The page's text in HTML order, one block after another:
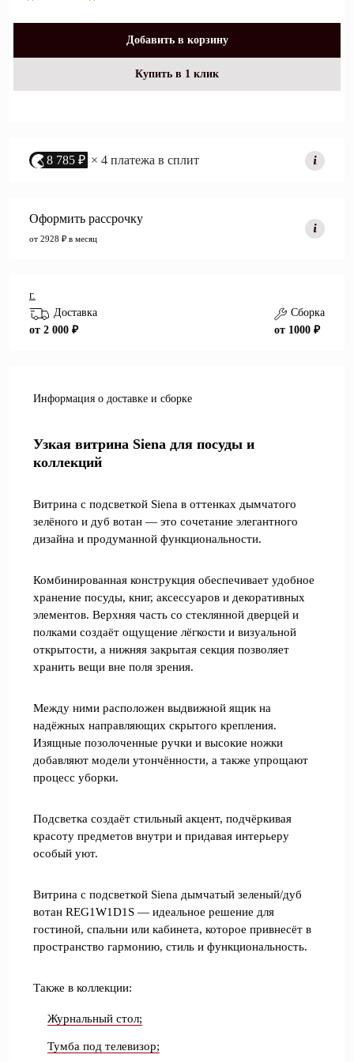
Добавить в корзину
Купить в 1 клик
8 785 ₽ × 4 платежа в сплит
Оформить рассрочку
от 2928 ₽ в месяц
г.
Доставка
от 2 000 ₽
Сборка
от 1000 ₽
Информация о доставке и сборке
Узкая витрина Siena для посуды и
коллекций
Витрина с подсветкой Siena в оттенках дымчатого
зелёного и дуб вотан — это сочетание элегантного
дизайна и продуманной функциональности.
Комбинированная конструкция обеспечивает удобное
хранение посуды, книг, аксессуаров и декоративных
элементов. Верхняя часть со стеклянной дверцей и
полками создаёт ощущение лёгкости и визуальной
открытости, а нижняя закрытая секция позволяет
хранить вещи вне поля зрения.
Между ними расположен выдвижной ящик на
надёжных направляющих скрытого крепления.
Изящные позолоченные ручки и высокие ножки
добавляют модели утончённости, а также упрощают
процесс уборки.
Подсветка создаёт стильный акцент, подчёркивая
красоту предметов внутри и придавая интерьеру
особый уют.
Витрина с подсветкой Siena дымчатый зеленый/дуб
вотан REG1W1D1S — идеальное решение для
гостиной, спальни или кабинета, которое привнесёт в
пространство гармонию, стиль и функциональность.
Также в коллекции:
Журнальный стол;
Тумба под телевизор;